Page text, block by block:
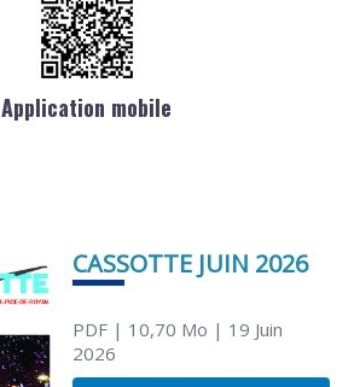
Application mobile
CASSOTTE JUIN 2026
PDF| 10,70 Mo | 19 Juin
2026